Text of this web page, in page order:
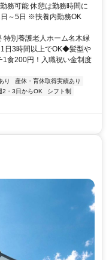
務可能 休憩は勤務時間に
～5日 ※扶養内勤務OK
特別養護老人ホーム名木緑
日3時間以上でOK◆髪型や
食200円！入職祝い金制度
り
産休・育休取得実績あり
2・3日からOK
シフト制